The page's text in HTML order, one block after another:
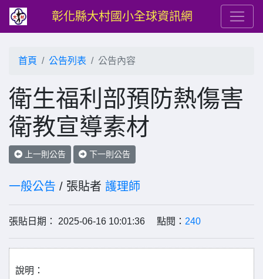
彰化縣大村國小全球資訊網
首頁 公告列表 公告內容
衛生福利部預防熱傷害
衛教宣導素材
上一則公告 下一則公告
一般公告 / 張貼者 護理師
張貼日期： 2025-06-16 10:01:36 點閱： 240
說明：